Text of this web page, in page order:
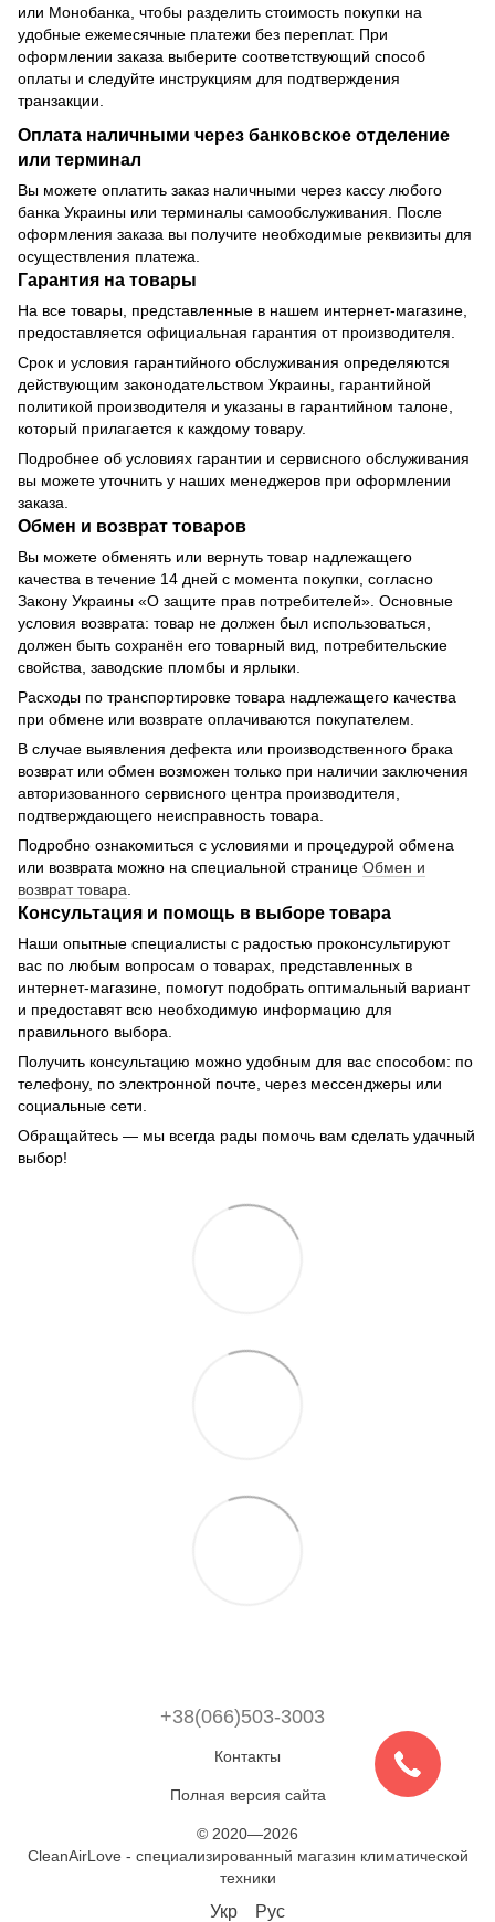
или Монобанка, чтобы разделить стоимость покупки на
удобные ежемесячные платежи без переплат. При
оформлении заказа выберите соответствующий способ
оплаты и следуйте инструкциям для подтверждения
транзакции.
Оплата наличными через банковское отделение
или терминал
Вы можете оплатить заказ наличными через кассу любого
банка Украины или терминалы самообслуживания. После
оформления заказа вы получите необходимые реквизиты для
осуществления платежа.
Гарантия на товары
На все товары, представленные в нашем интернет-магазине,
предоставляется официальная гарантия от производителя.
Срок и условия гарантийного обслуживания определяются
действующим законодательством Украины, гарантийной
политикой производителя и указаны в гарантийном талоне,
который прилагается к каждому товару.
Подробнее об условиях гарантии и сервисного обслуживания
вы можете уточнить у наших менеджеров при оформлении
заказа.
Обмен и возврат товаров
Вы можете обменять или вернуть товар надлежащего
качества в течение 14 дней с момента покупки, согласно
Закону Украины «О защите прав потребителей». Основные
условия возврата: товар не должен был использоваться,
должен быть сохранён его товарный вид, потребительские
свойства, заводские пломбы и ярлыки.
Расходы по транспортировке товара надлежащего качества
при обмене или возврате оплачиваются покупателем.
В случае выявления дефекта или производственного брака
возврат или обмен возможен только при наличии заключения
авторизованного сервисного центра производителя,
подтверждающего неисправность товара.
Подробно ознакомиться с условиями и процедурой обмена
или возврата можно на специальной странице Обмен и
возврат товара
Консультация и помощь в выборе товара
Наши опытные специалисты с радостью проконсультируют
вас по любым вопросам о товарах, представленных в
интернет-магазине, помогут подобрать оптимальный вариант
и предоставят всю необходимую информацию для
правильного выбора.
Получить консультацию можно удобным для вас способом: по
телефону, по электронной почте, через мессенджеры или
социальные сети.
Обращайтесь — мы всегда рады помочь вам сделать удачный
выбор!
+38(066)503-3003
Контакты
Полная версия сайта
© 2020—2026
CleanAirLove - специализированный магазин климатической
техники
Укр Рус